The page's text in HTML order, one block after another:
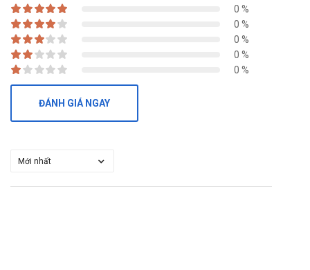
0 %
0 %
0 %
0 %
0 %
ĐÁNH GIÁ NGAY